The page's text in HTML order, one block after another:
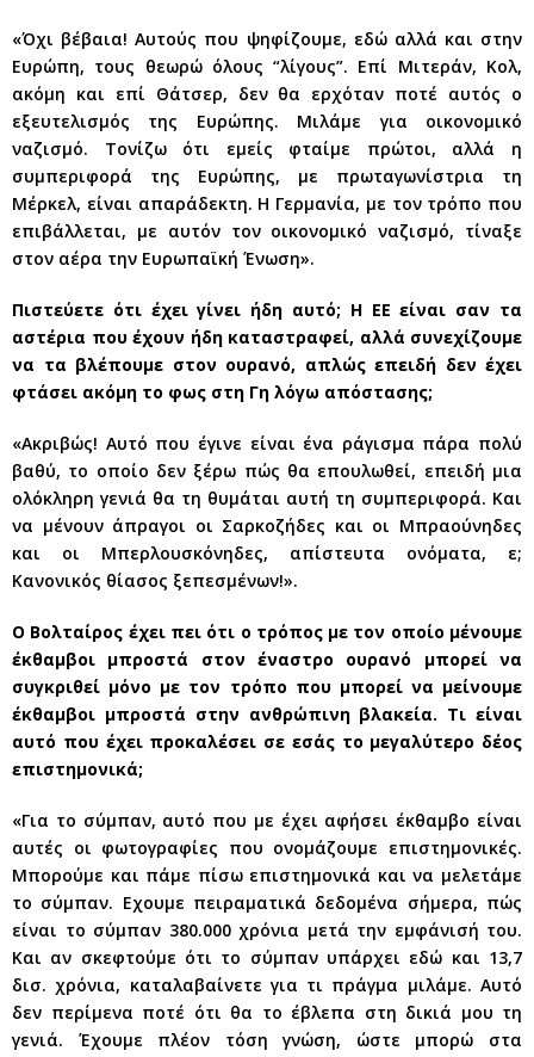
«Όχι βέβαια! Αυτούς που ψηφίζουμε, εδώ αλλά και στην
Ευρώπη, τους θεωρώ όλους “λίγους”. Επί Μιτεράν, Κολ,
ακόμη και επί Θάτσερ, δεν θα ερχόταν ποτέ αυτός ο
εξευτελισμός της Ευρώπης. Μιλάμε για οικονομικό
ναζισμό. Τονίζω ότι εμείς φταίμε πρώτοι, αλλά η
συμπεριφορά της Ευρώπης, με πρωταγωνίστρια τη
Μέρκελ, είναι απαράδεκτη. Η Γερμανία, με τον τρόπο που
επιβάλλεται, με αυτόν τον οικονομικό ναζισμό, τίναξε
στον αέρα την Ευρωπαϊκή Ένωση».
Πιστεύετε ότι έχει γίνει ήδη αυτό; Η ΕΕ είναι σαν τα
αστέρια που έχουν ήδη καταστραφεί, αλλά συνεχίζουμε
να τα βλέπουμε στον ουρανό, απλώς επειδή δεν έχει
φτάσει ακόμη το φως στη Γη λόγω απόστασης;
«Ακριβώς! Αυτό που έγινε είναι ένα ράγισμα πάρα πολύ
βαθύ, το οποίο δεν ξέρω πώς θα επουλωθεί, επειδή μια
ολόκληρη γενιά θα τη θυμάται αυτή τη συμπεριφορά. Και
να μένουν άπραγοι οι Σαρκοζήδες και οι Μπραούνηδες
και οι Μπερλουσκόνηδες, απίστευτα ονόματα, ε;
Κανονικός θίασος ξεπεσμένων!».
Ο Βολταίρος έχει πει ότι ο τρόπος με τον οποίο μένουμε
έκθαμβοι μπροστά στον έναστρο ουρανό μπορεί να
συγκριθεί μόνο με τον τρόπο που μπορεί να μείνουμε
έκθαμβοι μπροστά στην ανθρώπινη βλακεία. Τι είναι
αυτό που έχει προκαλέσει σε εσάς το μεγαλύτερο δέος
επιστημονικά;
«Για το σύμπαν, αυτό που με έχει αφήσει έκθαμβο είναι
αυτές οι φωτογραφίες που ονομάζουμε επιστημονικές.
Μπορούμε και πάμε πίσω επιστημονικά και να μελετάμε
το σύμπαν. Εχουμε πειραματικά δεδομένα σήμερα, πώς
είναι το σύμπαν 380.000 χρόνια μετά την εμφάνισή του.
Και αν σκεφτούμε ότι το σύμπαν υπάρχει εδώ και 13,7
δισ. χρόνια, καταλαβαίνετε για τι πράγμα μιλάμε. Αυτό
δεν περίμενα ποτέ ότι θα το έβλεπα στη δικιά μου τη
γενιά. Έχουμε πλέον τόση γνώση, ώστε μπορώ στα